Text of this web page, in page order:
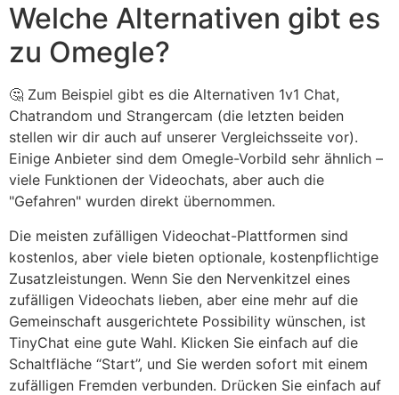
Welche Alternativen gibt es
zu Omegle?
🤔 Zum Beispiel gibt es die Alternativen 1v1 Chat,
Chatrandom und Strangercam (die letzten beiden
stellen wir dir auch auf unserer Vergleichsseite vor).
Einige Anbieter sind dem Omegle-Vorbild sehr ähnlich –
viele Funktionen der Videochats, aber auch die
"Gefahren" wurden direkt übernommen.
Die meisten zufälligen Videochat-Plattformen sind
kostenlos, aber viele bieten optionale, kostenpflichtige
Zusatzleistungen. Wenn Sie den Nervenkitzel eines
zufälligen Videochats lieben, aber eine mehr auf die
Gemeinschaft ausgerichtete Possibility wünschen, ist
TinyChat eine gute Wahl. Klicken Sie einfach auf die
Schaltfläche “Start”, und Sie werden sofort mit einem
zufälligen Fremden verbunden. Drücken Sie einfach auf